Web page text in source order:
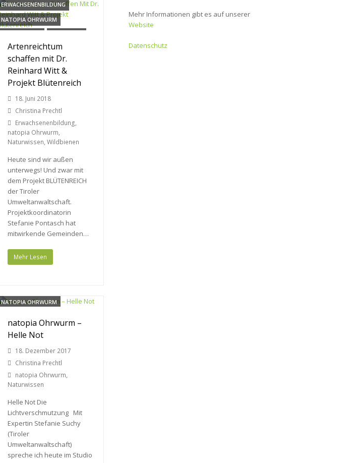
ERWACHSENENBILDUNG
NATOPIA OHRWURM
Artenreichtum
schaffen mit Dr.
Reinhard Witt &
Projekt Blütenreich
18. Juni 2018
Christina Prechtl
Erwachsenenbildung,
natopia Ohrwurm,
Naturwissen,Wildbienen
Heute sind wir außen
unterwegs! Und zwar mit
dem Projekt BLÜTENREICH
der Tiroler
Umweltanwaltschaft.
Projektkoordinatorin
Stefanie Pontasch hat
mitwirkende Gemeinden…
Mehr Lesen
NATOPIA OHRWURM
natopia Ohrwurm –
Helle Not
18. Dezember 2017
Christina Prechtl
natopia Ohrwurm,
Naturwissen
Helle Not Die
Lichtverschmutzung Mit
Expertin Stefanie Suchy
(Tiroler
Umweltanwaltschaft)
spreche ich heute im Studio
Mehr Informationen gibt es auf unserer
Website
Datenschutz